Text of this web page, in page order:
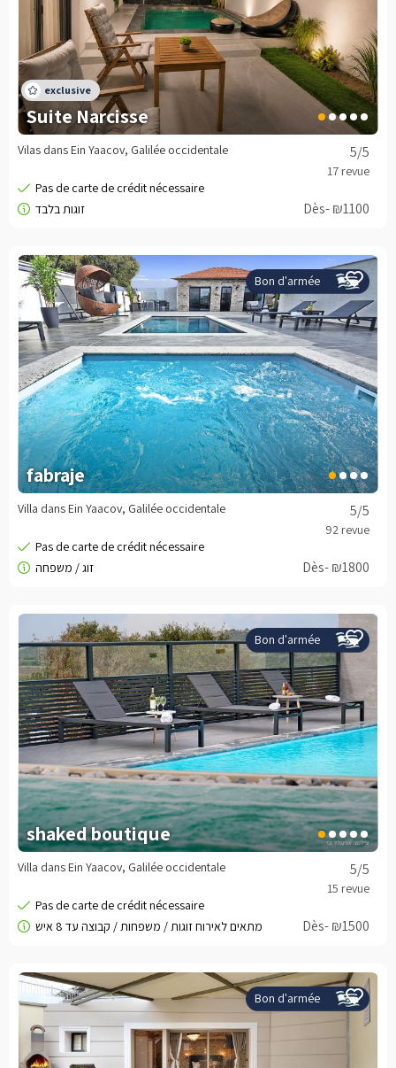
Suite Narcisse
5/5
Vilas dans Ein Yaacov, Galilée occidentale
Dès- ₪1100
Bon d'armée
fabraje
5/5
Villa dans Ein Yaacov, Galilée occidentale
Dès- ₪1800
Bon d'armée
shaked boutique
5/5
Villa dans Ein Yaacov, Galilée occidentale
Dès- ₪1500
Bon d'armée